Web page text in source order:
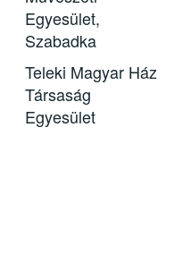
Egyesület,
Szabadka
Teleki Magyar Ház
Társaság
Egyesület